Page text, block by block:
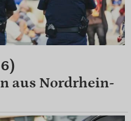
aus Nordrhein-